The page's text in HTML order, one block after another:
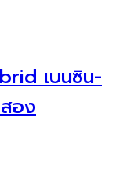
เบนซิน-
อง